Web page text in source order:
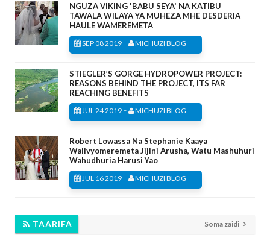
NGUZA VIKING 'BABU SEYA' NA KATIBU
TAWALA WILAYA YA MUHEZA MHE DESDERIA
HAULE WAMEREMETA
SEP 08 2019 - MICHUZI BLOG
STIEGLER’S GORGE HYDROPOWER PROJECT:
REASONS BEHIND THE PROJECT, ITS FAR
REACHING BENEFITS
JUL 24 2019 - MICHUZI BLOG
Robert Lowassa Na Stephanie Kaaya
Walivyomeremeta Jijini Arusha, Watu Mashuhuri
Wahudhuria Harusi Yao
JUL 16 2019 - MICHUZI BLOG
TAARIFA Soma zaidi